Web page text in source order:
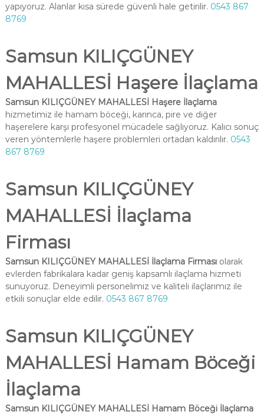
yapıyoruz. Alanlar kısa sürede güvenli hale getirilir. 0543 867
8769
Samsun KILIÇGÜNEY
MAHALLESİ Haşere İlaçlama
Samsun KILIÇGÜNEY MAHALLESİ Haşere İlaçlama
hizmetimiz ile hamam böceği, karınca, pire ve diğer
haşerelere karşı profesyonel mücadele sağlıyoruz. Kalıcı sonuç
veren yöntemlerle haşere problemleri ortadan kaldırılır. 0543
867 8769
Samsun KILIÇGÜNEY
MAHALLESİ İlaçlama
Firması
Samsun KILIÇGÜNEY MAHALLESİ İlaçlama Firmasıolarak
evlerden fabrikalara kadar geniş kapsamlı ilaçlama hizmeti
sunuyoruz. Deneyimli personelimiz ve kaliteli ilaçlarımız ile
etkili sonuçlar elde edilir. 0543 867 8769
Samsun KILIÇGÜNEY
MAHALLESİ Hamam Böceği
İlaçlama
Samsun KILIÇGÜNEY MAHALLESİ Hamam Böceği İlaçlama